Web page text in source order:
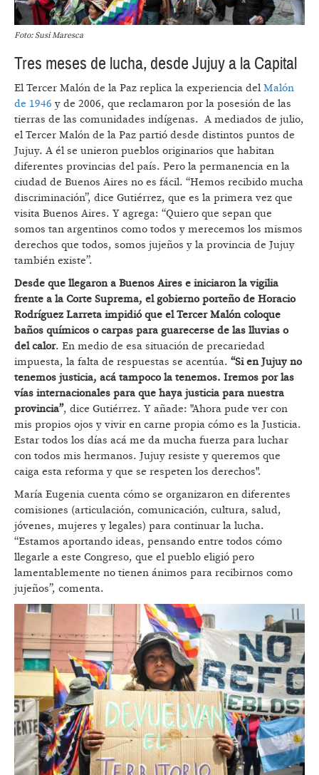
Foto: Susi Maresca
Tres meses de lucha, desde Jujuy a la Capital
El Tercer Malón de la Paz replica la experiencia del Malón
de 1946 y de 2006, que reclamaron por la posesión de las
tierras de las comunidades indígenas. A mediados de julio,
el Tercer Malón de la Paz partió desde distintos puntos de
Jujuy. A él se unieron pueblos originarios que habitan
diferentes provincias del país. Pero la permanencia en la
ciudad de Buenos Aires no es fácil. “Hemos recibido mucha
discriminación”, dice Gutiérrez, que es la primera vez que
visita Buenos Aires. Y agrega: “Quiero que sepan que
somos tan argentinos como todos y merecemos los mismos
derechos que todos, somos jujeños y la provincia de Jujuy
también existe”.
Desde que llegaron a Buenos Aires e iniciaron la vigilia
frente a la Corte Suprema, el gobierno porteño de Horacio
Rodríguez Larreta impidió que el Tercer Malón coloque
baños químicos o carpas para guarecerse de las lluvias o
del calor. En medio de esa situación de precariedad
impuesta, la falta de respuestas se acentúa. “Si en Jujuy no
tenemos justicia, acá tampoco la tenemos. Iremos por las
vías internacionales para que haya justicia para nuestra
provincia”, dice Gutiérrez. Y añade: "Ahora pude ver con
mis propios ojos y vivir en carne propia cómo es la Justicia.
Estar todos los días acá me da mucha fuerza para luchar
con todos mis hermanos. Jujuy resiste y queremos que
caiga esta reforma y que se respeten los derechos".
María Eugenia cuenta cómo se organizaron en diferentes
comisiones (articulación, comunicación, cultura, salud,
jóvenes, mujeres y legales) para continuar la lucha.
“Estamos aportando ideas, pensando entre todos cómo
llegarle a este Congreso, que el pueblo eligió pero
lamentablemente no tienen ánimos para recibirnos como
jujeños”, comenta.